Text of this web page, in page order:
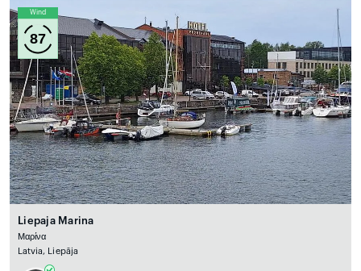
Wind
87
Liepaja Marina
Μαρίνα
Latvia, Liepāja